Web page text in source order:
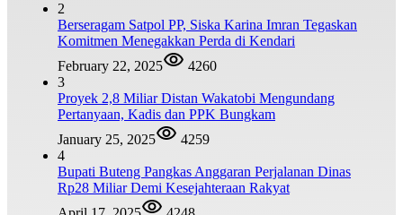
2
Berseragam Satpol PP, Siska Karina Imran Tegaskan
Komitmen Menegakkan Perda di Kendari
February 22, 2025
4260
3
Proyek 2,8 Miliar Distan Wakatobi Mengundang
Pertanyaan, Kadis dan PPK Bungkam
January 25, 2025
4259
4
Bupati Buteng Pangkas Anggaran Perjalanan Dinas
Rp28 Miliar Demi Kesejahteraan Rakyat